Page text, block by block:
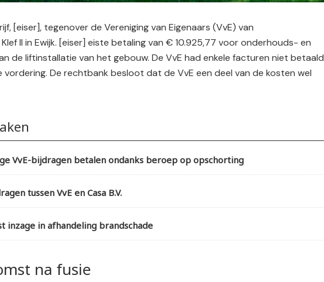
[eiser], tegenover de Vereniging van Eigenaars (VvE) van
II in Ewijk. [eiser] eiste betaling van € 10.925,77 voor onderhouds- en
de liftinstallatie van het gebouw. De VvE had enkele facturen niet betaald
De rechtbank besloot dat de VvE een deel van de kosten wel
VvE-bijdragen betalen ondanks beroep op opschorting
tussen VvE en Casa B.V.
inzage in afhandeling brandschade
na fusie